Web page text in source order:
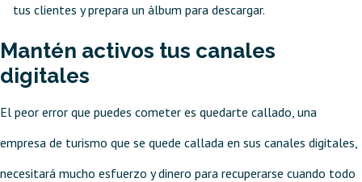
tus clientes y prepara un álbum para descargar.
Mantén activos tus canales
digitales
El peor error que puedes cometer es quedarte callado, una
empresa de turismo que se quede callada en sus canales digitales,
necesitará mucho esfuerzo y dinero para recuperarse cuando todo